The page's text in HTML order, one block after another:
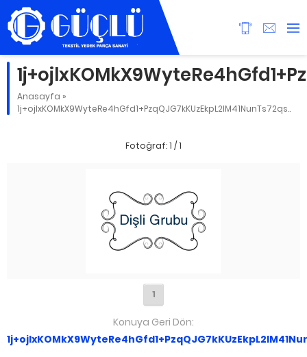
Anasayfa »
1j+ojlxKOMkX9WyteRe4hGfd1+PzqQJG7kKUzEkpL2IM41NunTs72qs..
Fotoğraf: 1 / 1
1
Konuya Geri Dön: